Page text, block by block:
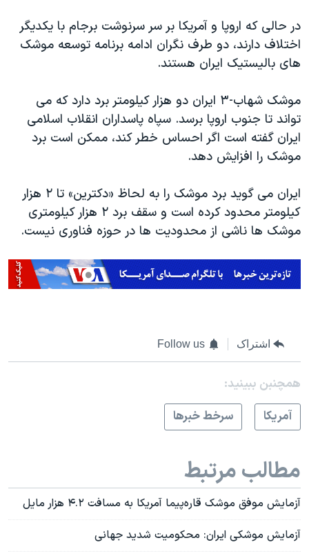
صفحه‌های ویژه
سفر پرزیدنت ترامپ به چین
در حالی که اروپا و آمریکا بر سر سرنوشت برجام با یکدیگر
اختلاف دارند، دو طرف نگران ادامه برنامه توسعه موشک
های بالیستیک ایران هستند.
موشک شهاب-۳ ایران دو هزار کیلومتر برد دارد که می
تواند تا جنوب اروپا برسد. سپاه پاسداران انقلاب اسلامی
ایران گفته است اگر احساس خطر کند، ممکن است برد
موشک را افزایش دهد.
ایران می گوید برد موشک را به لحاظ «دکترین» تا ۲ هزار
کیلومتر محدود کرده است و سقف برد ۲ هزار کیلومتری
موشک ها ناشی از محدودیت ها در حوزه فناوری نیست.
اشتراک Follow us
همچنبن ببینید:
آمريکا
سرخط خبرها
مطالب مرتبط
آزمایش موفق موشک قاره‌پیما آمریکا به مسافت ۴.۲ هزار مایل
آزمايش موشكى ايران: محكوميت شديد جهانى